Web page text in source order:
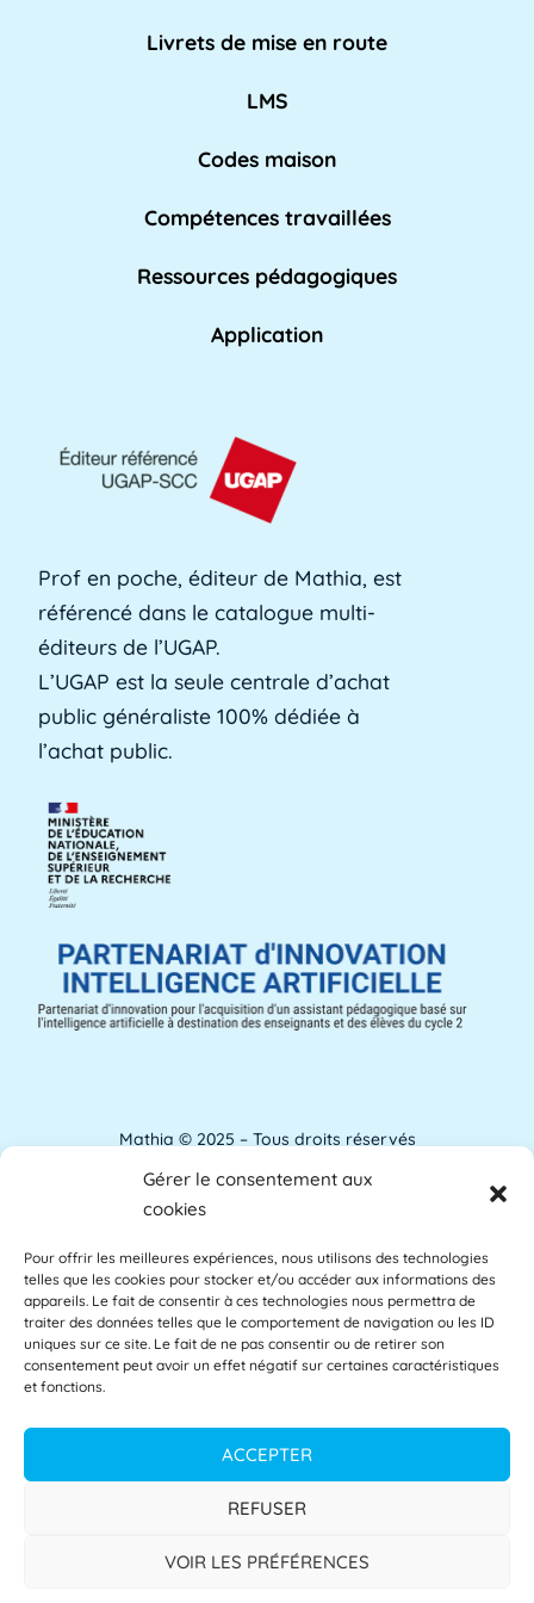
Gérer le consentement aux
cookies
Pour offrir les meilleures expériences, nous utilisons des technologies
telles que les cookies pour stocker et/ou accéder aux informations des
appareils. Le fait de consentir à ces technologies nous permettra de
traiter des données telles que le comportement de navigation ou les ID
uniques sur ce site. Le fait de ne pas consentir ou de retirer son
consentement peut avoir un effet négatif sur certaines caractéristiques
et fonctions.
ACCEPTER
REFUSER
VOIR LES PRÉFÉRENCES
non-enseignant qui travaille dans les [...]
Affaires académiques
chargée de soutenir l'apprentissage et les [...]
L'AFPA, ou Association nationale pour la
formation professionnelle des adultes, est une
Alerte précoce
L'alerte précoce est un outil en ligne que les
établissements utilisent pour identifier les [...]
Lire plus »
Aménagements d'apprentissage
Les aménagements d'apprentissage peuvent
faire référence à du temps supplémentaire
pour la [...]
ANACT
ANACT est l'acronyme de l'Agence nationale
Analyse de l'apprentissage
les commentaires des étudiants comme base
des [...]Lire plus »
APAE
L'APAE, ou Attaché Principal d'Administration
de l'État, est un fonctionnaire de l'Éducation
Livrets de mise en route
LMS
Codes maison
Compétences travaillées
Ressources pédagogiques
Application
Prof en poche, éditeur de Mathia, est
référencé dans le catalogue multi-
éditeurs de l’UGAP.
L’UGAP est la seule centrale d’achat
public généraliste 100% dédiée à
l’achat public.
Mathia © 2025 – Tous droits réservés
Mentions Légales
Accessibilité
Glossaire
Centre d’aide
CGU
CGV